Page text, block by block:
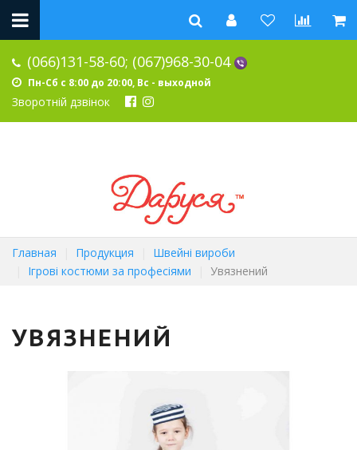
(066)131-58-60; (067)968-30-04
Пн-Сб с 8:00 до 20:00, Вс - выходной
Зворотній дзвінок
Главная Продукция
Швейні вироби
Ігрові костюми за професіями
Увязнений
УВЯЗНЕНИЙ